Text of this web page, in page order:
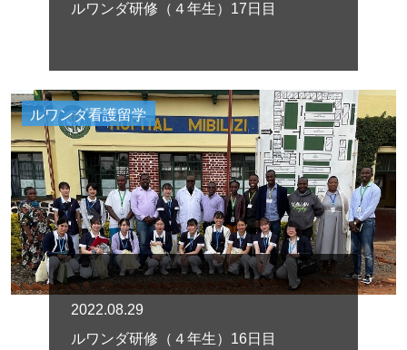
ルワンダ研修（４年生）17日目
ルワンダ看護留学
2022.08.29
ルワンダ研修（４年生）16日目